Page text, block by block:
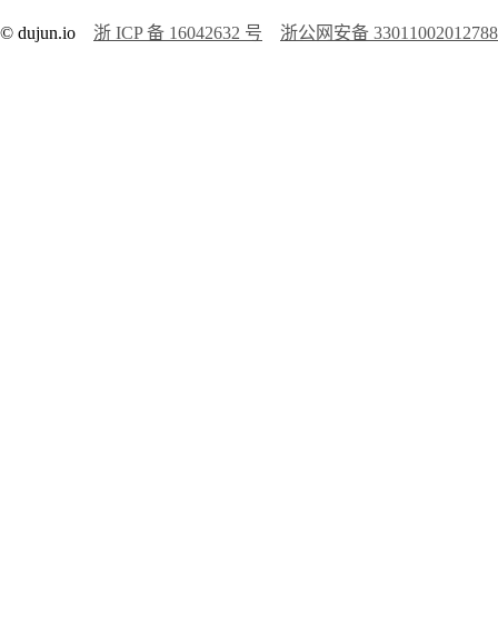
© dujun.io 浙 ICP 备 16042632 号 浙公网安备